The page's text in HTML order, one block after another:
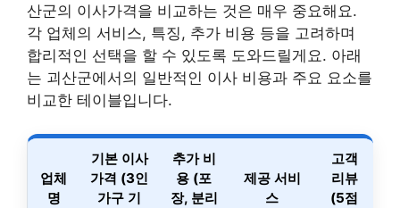
산군의 이사가격을 비교하는 것은 매우 중요해요.
각 업체의 서비스, 특징, 추가 비용 등을 고려하며
합리적인 선택을 할 수 있도록 도와드릴게요. 아래
는 괴산군에서의 일반적인 이사 비용과 주요 요소를
비교한 테이블입니다.
업체
명
기본 이사
가격 (3인
가구 기
추가 비
용 (포
장, 분리
제공 서비
스
고객
리뷰
(5점